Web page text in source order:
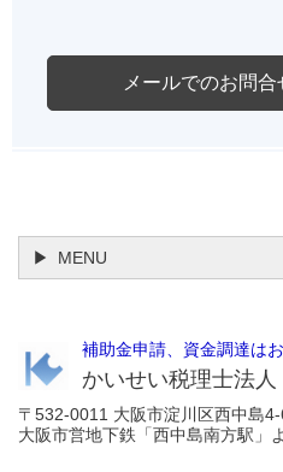
メールでのお問合
MENU
補助金申請、資金調達は
かいせい税理士法人
〒532-0011 大阪市淀川区西中島
大阪市営地下鉄「西中島南方駅」